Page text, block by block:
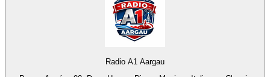
Radio A1 Aargau